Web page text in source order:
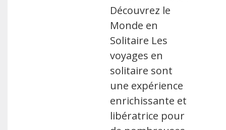
Découvrez le
Monde en
Solitaire Les
voyages en
solitaire sont
une expérience
enrichissante et
libératrice pour